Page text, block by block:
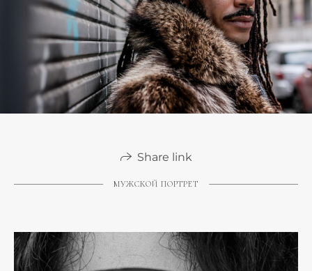
Share link
МУЖСКОЙ ПОРТРЕТ